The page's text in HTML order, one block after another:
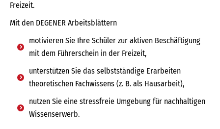
Freizeit.
Mit den DEGENER Arbeitsblättern
motivieren Sie Ihre Schüler zur aktiven Beschäftigung
mit dem Führerschein in der Freizeit,
unterstützen Sie das selbstständige Erarbeiten
theoretischen Fachwissens (z. B. als Hausarbeit),
nutzen Sie eine stressfreie Umgebung für nachhaltigen
Wissenserwerb.